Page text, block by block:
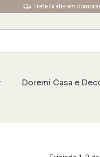
Frete Grátis em
Doremi Casa e